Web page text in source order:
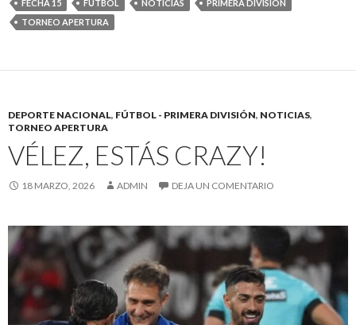
FECHA 15 FÚTBOL NOTICIAS
PRIMERA DIVISIÓN
TORNEO APERTURA
DEPORTE NACIONAL, FÚTBOL - PRIMERA DIVISIÓN, NOTICIAS,
TORNEO APERTURA
VÉLEZ, ESTÁS CRAZY!
18 MARZO, 2026 ADMIN DEJA UN COMENTARIO